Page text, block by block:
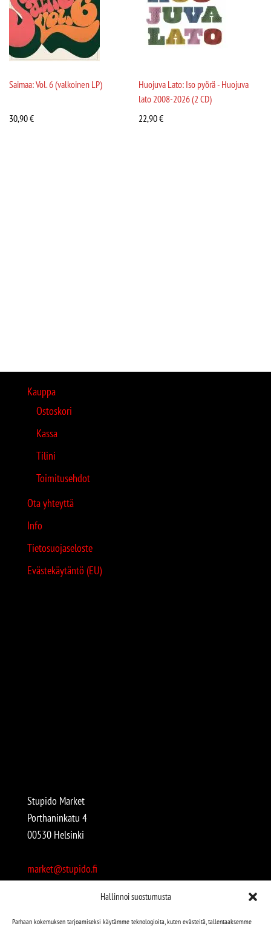
Hallinnoi suostumusta
Parhaan kokemuksen tarjoamiseksi käytämme teknologioita, kuten evästeitä, tallentaaksemme
Saimaa: Vol. 6 (valkoinen LP)
30,90€
Huojuva Lato: Iso pyörä - Huojuva
lato 2008-2026 (2 CD)
22,90€
Kauppa
Ostoskori
Kassa
Tilini
Toimitusehdot
Ota yhteyttä
Info
Tietosuojaseloste
Evästekäytäntö (EU)
Stupido Market
Porthaninkatu 4
00530 Helsinki
market@stupido.fi
Avoinna: